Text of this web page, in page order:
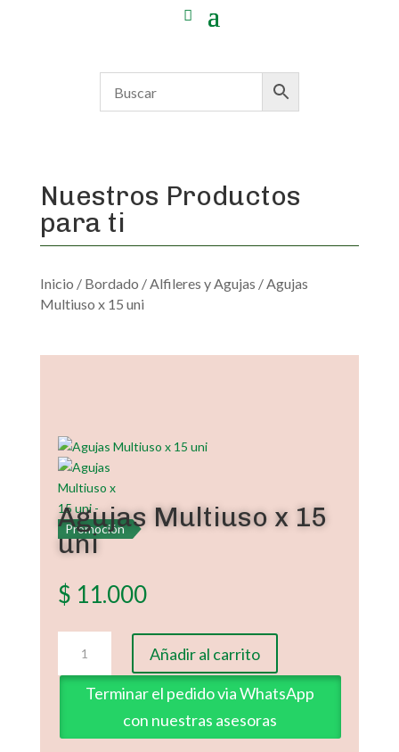
Nuestros Productos
para ti
Inicio / Bordado /Alfileres y Agujas / Agujas
Multiuso x 15 uni
Promoción
Agujas Multiuso x 15
uni
$ 11.000
Multiuso
x
cantidad
Añadir al carrito
Terminar el pedido via WhatsApp
con nuestras asesoras